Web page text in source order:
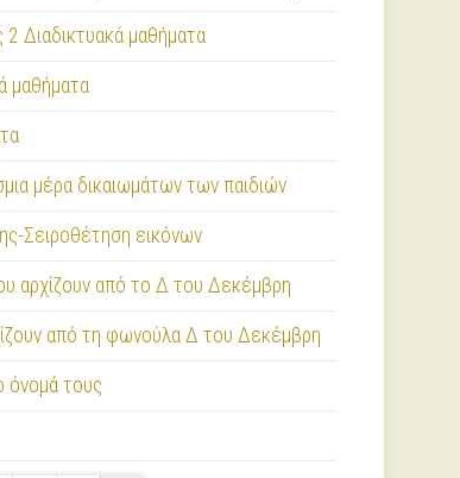
Διαδικτυακά μαθήματα
μαθήματα
μέρα δικαιωμάτων των παιδιών
Σειροθέτηση εικόνων
αρχίζουν από το Δ του Δεκέμβρη
από τη φωνούλα Δ του Δεκέμβρη
όνομά τους